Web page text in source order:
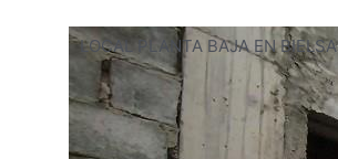
LOCAL PLANTA BAJA EN BIELSA